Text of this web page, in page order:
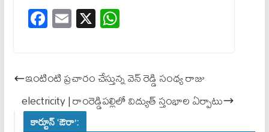
Fa
ce
ok
E
m
X W
ha
A
pp
ఇంటింటి ప్రచారం చేస్తున్న వెన్ రెడ్డి సంధ్య రాజు
electricity | రాంరెడ్డిపల్లిలో విద్యుత్ స్తంభాల ఏర్పాటు
కార్టూన్ ‘ఔరా’: